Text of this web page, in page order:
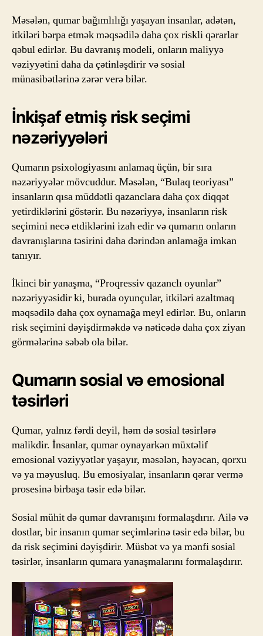
Məsələn, qumar bağımlılığı yaşayan insanlar, adətən,
itkiləri bərpa etmək məqsədilə daha çox riskli qərarlar
qəbul edirlər. Bu davranış modeli, onların maliyyə
vəziyyətini daha da çətinləşdirir və sosial
münasibətlərinə zərər verə bilər.
İnkişaf etmiş risk seçimi
nəzəriyyələri
Qumarın psixologiyasını anlamaq üçün, bir sıra
nəzəriyyələr mövcuddur. Məsələn, “Bulaq teoriyası”
insanların qısa müddətli qazanclara daha çox diqqət
yetirdiklərini göstərir. Bu nəzəriyyə, insanların risk
seçimini necə etdiklərini izah edir və qumarın onların
davranışlarına təsirini daha dərindən anlamağa imkan
tanıyır.
İkinci bir yanaşma, “Proqressiv qazanclı oyunlar”
nəzəriyyəsidir ki, burada oyunçular, itkiləri azaltmaq
məqsədilə daha çox oynamağa meyl edirlər. Bu, onların
risk seçimini dəyişdirməkdə və nəticədə daha çox ziyan
görmələrinə səbəb ola bilər.
Qumarın sosial və emosional
təsirləri
Qumar, yalnız fərdi deyil, həm də sosial təsirlərə
malikdir. İnsanlar, qumar oynayarkən müxtəlif
emosional vəziyyətlər yaşayır, məsələn, həyəcan, qorxu
və ya məyusluq. Bu emosiyalar, insanların qərar vermə
prosesinə birbaşa təsir edə bilər.
Sosial mühit də qumar davranışını formalaşdırır. Ailə və
dostlar, bir insanın qumar seçimlərinə təsir edə bilər, bu
da risk seçimini dəyişdirir. Müsbət və ya mənfi sosial
təsirlər, insanların qumara yanaşmalarını formalaşdırır.